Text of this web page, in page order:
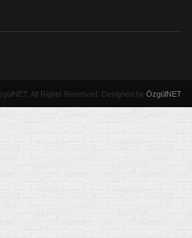
All Rights Reserved . Designed by ÖzgülNET